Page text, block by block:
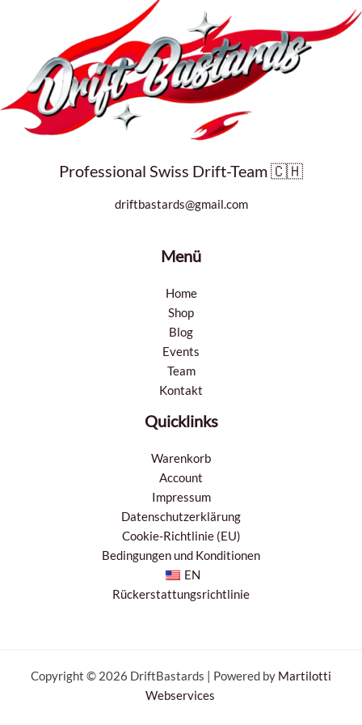
Professional Swiss Drift-Team 🇨🇭
driftbastards@gmail.com
Menü
Home
Shop
Blog
Events
Team
Kontakt
Quicklinks
Warenkorb
Account
Impressum
Datenschutzerklärung
Cookie-Richtlinie (EU)
Bedingungen und Konditionen
EN
Rückerstattungsrichtlinie
Copyright © 2026 DriftBastards | Powered by Martilotti
Webservices